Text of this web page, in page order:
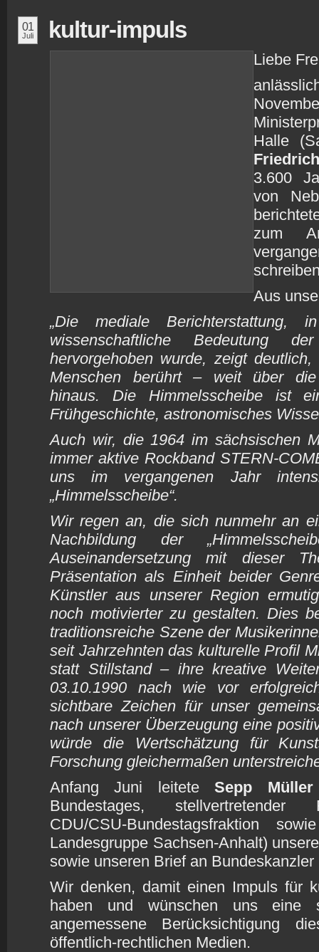
01
Juli kultur-impuls
Liebe
Halle
3.600
von
zum
Aus
„Die mediale
wissenschaftliche Bedeutung
hervorgehoben wurde, zeigt
Menschen berührt – weit über die
hinaus. Die Himmelsscheibe ist
Frühgeschichte, astronomisches
Auch wir, die 1964 im sächsischen
immer aktive Rockband STERN-
uns im vergangenen Jahr
„Himmelsscheibe“.
Wir regen an, die sich nunmehr an
Nachbildung der
Auseinandersetzung mit dieser
Präsentation als Einheit beider
Künstler aus unserer Region
noch motivierter zu gestalten. Dies
traditionsreiche Szene der
seit Jahrzehnten das kulturelle Profil
statt Stillstand – ihre kreative
03.10.1990 nach wie vor
sichtbare Zeichen für unser
nach unserer Überzeugung eine
würde die Wertschätzung für
Forschung gleichermaßen
Anfang Juni leiteteSepp Müller
Bundestages, stellvertretender
CDU/CSU-Bundestagsfraktion
Landesgruppe Sachsen-Anhalt)
sowie unseren Brief an Bundeskanzler
Wir denken, damit einen Impuls für
haben und wünschen uns eine
angemessene Berücksichtigung
öffentlich-rechtlichen Medien.